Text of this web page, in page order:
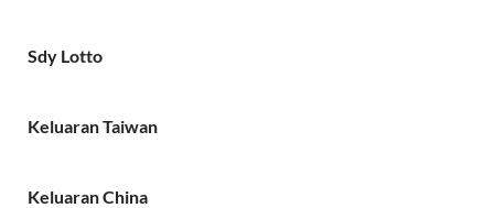
Sdy Lotto
Keluaran Taiwan
Keluaran China